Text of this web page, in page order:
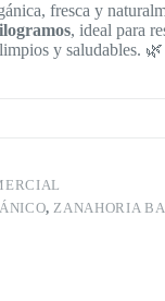
fresca y
, ideal para
y saludables. 🌿
,ZANAHORIA